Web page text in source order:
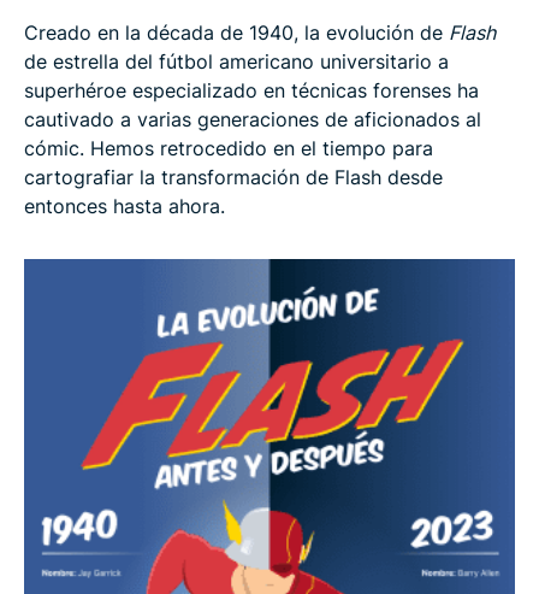
Creado en la década de 1940, la evolución de Flash
de estrella del fútbol americano universitario a
superhéroe especializado en técnicas forenses ha
cautivado a varias generaciones de aficionados al
cómic. Hemos retrocedido en el tiempo para
cartografiar la transformación de Flash desde
entonces hasta ahora.